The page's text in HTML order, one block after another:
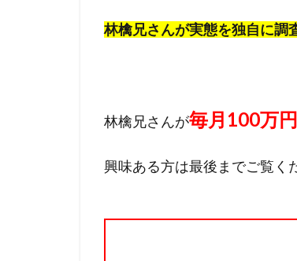
林檎兄さんが実態を独自に調
林檎兄さんが毎月100万
興味ある方は最後までご覧く